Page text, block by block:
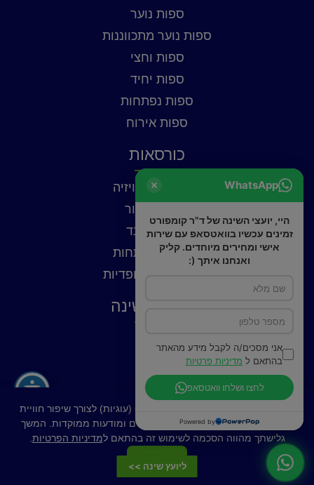
ספות נוער
ספות נוער מתכווננות
ספות וחצי
ספות יחיד
ספות נפתחות
ספות אירוח
כורסאות
כורסאות טלוויזיה
כורסאות עור
כורסאות בד
כורסאות נפתחות
כורסאות אורטופדיות
פתרונות שינה
מצעים
רכישה מאובטחת
באתר זה נעשה שימוש בקובצי Cookies (עוגיות) לצורך שיפור חוויית
המשתמש, ניתוח תנועה, התאמת תכנים ומודעות ממוקדות. המשך
גלישתך מהווה הסכמה לשימוש זה בהתאם למדיניות הפרטיות
ליועץ שינה >>
WhatsApp
היי, יועצי השינה של ד"ר קומפורט
זמינים עכשיו בוואטסאפ עם שירות
אישי ומחירים מיוחדים. קליק
ואנחנו איתך (:
אני מסכים/ה לקבל מידע מהאתר
בהתאם ל מדיניות פרטיות
לחצו ושלחו וואטסאפ
Powered by